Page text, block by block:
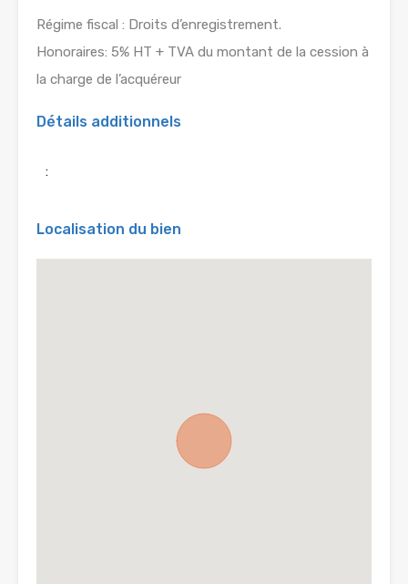
Régime fiscal : Droits d’enregistrement.
Honoraires: 5% HT + TVA du montant de la cession à
la charge de l’acquéreur
Détails additionnels
:
Localisation du bien